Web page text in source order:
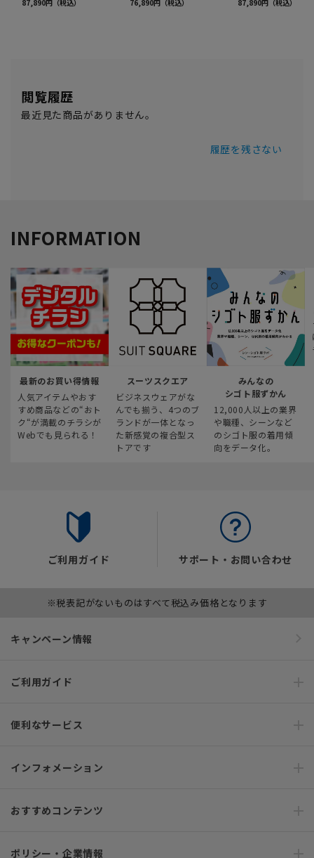
閲覧履歴
最近見た商品がありません。
履歴を残さない
INFORMATION
最新のお買い得情報
人気アイテムやおす
すめ商品などの“おト
ク“が満載のチラシが
Webでも見られる！
スーツスクエア
ビジネスウェアがな
んでも揃う、4つのブ
ランドが一体となっ
た新感覚の複合型ス
トアです
みんなの
シゴト服ずかん
12,000人以上の業界
や職種、シーンなど
のシゴト服の着用傾
向をデータ化。
ご利用ガイド サポート・お問い合わせ
※税表記がないものはすべて税込み価格となります
キャンペーン情報
ご利用ガイド
便利なサービス
インフォメーション
おすすめコンテンツ
ポリシー・企業情報